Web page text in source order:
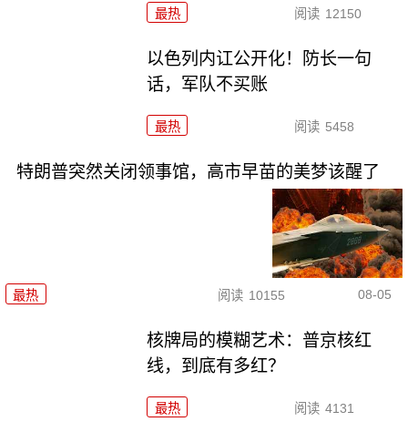
最热 阅读 12150
以色列内讧公开化！防长一句
话，军队不买账
最热 阅读 5458
特朗普突然关闭领事馆，高市早苗的美梦该醒了
最热 阅读 10155 08-05
核牌局的模糊艺术：普京核红
线，到底有多红？
最热 阅读 4131